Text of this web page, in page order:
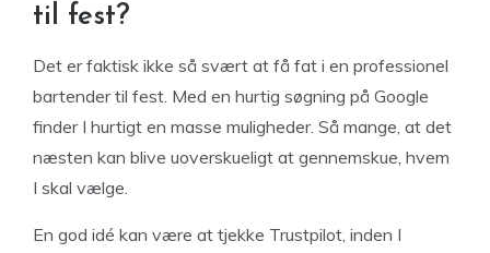
til fest?
Det er faktisk ikke så svært at få fat i en professionel
bartender til fest. Med en hurtig søgning på Google
finder I hurtigt en masse muligheder. Så mange, at det
næsten kan blive uoverskueligt at gennemskue, hvem
I skal vælge.
En god idé kan være at tjekke Trustpilot, inden I